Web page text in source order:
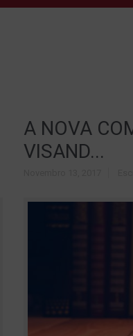
A NOVA
VISAND...